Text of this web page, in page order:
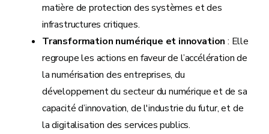
matière de protection des systèmes et des
infrastructures critiques.
Transformation numérique et innovation : Elle
regroupe les actions en faveur de l’accélération de
la numérisation des entreprises, du
développement du secteur du numérique et de sa
capacité d’innovation, de l'industrie du futur, et de
la digitalisation des services publics.